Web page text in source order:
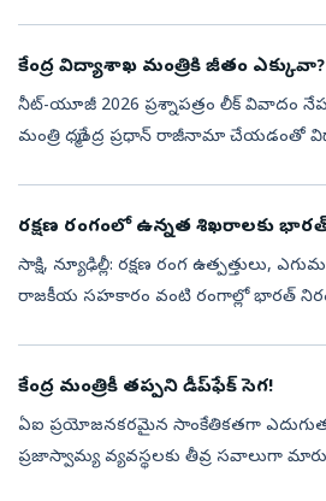
కేంద్ర విద్యాశాఖ మంత్రికి జీతం ఎక్కువా?
నీట్-యూజీ 2026 ప్రశ్నాపత్రం లీక్ వివాదం
మంత్రి ధర్మేంద్ర ప్రధాన్ రాజీనామా చేయడంతో
రక్షణ రంగంలో ఉన్నత శిఖరాలకు
సాక్షి, న్యూఢిల్లీ: రక్షణ రంగ ఉత్పత్తులు,
రాజకీయ సహకారం వంటి రంగాల్లో భారత్‌
కేంద్ర మంత్రికీ తప్పని డీప్‌ఫేక్ సెగ!
ఏఐ ప్రయోజనకరమైన సాంకేతికతగా
ప్రజాస్వామ్య వ్యవస్థలకు తీవ్ర సవాలుగా